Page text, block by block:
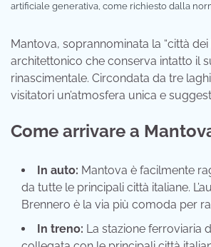
artificiale generativa, come richiesto dalla
Mantova, soprannominata la “città dei
architettonico che conserva intatto il
rinascimentale. Circondata da tre
visitatori un’atmosfera unica e
Come arrivare a
In auto: Mantova è facilmente
da tutte le principali città italiane.
Brennero è la via più comoda per
In treno: La stazione ferroviaria